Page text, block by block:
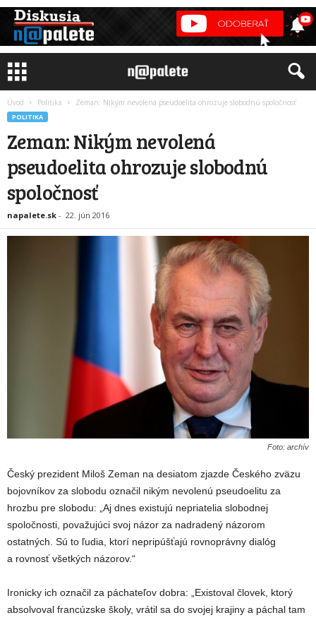
Úvod Politika Zeman: Nikým nevolená pseudoelita ohrozuje slobodnú spoločnosť
POLITIKA
Zeman: Nikým nevolená
pseudoelita ohrozuje slobodnú
spoločnosť
napalete.sk - 22. jún 2016
Foto: archív
Český prezident Miloš Zeman na desiatom zjazde Českého zväzu
bojovníkov za slobodu označil nikým nevolenú pseudoelitu za
hrozbu pre slobodu: „Aj dnes existujú nepriatelia slobodnej
spoločnosti, považujúci svoj názor za nadradený názorom
ostatných. Sú to ľudia, ktorí nepripúšťajú rovnoprávny dialóg
a rovnosť všetkých názorov.“
Ironicky ich označil za páchateľov dobra: „Existoval človek, ktorý
absolvoval francúzske školy, vrátil sa do svojej krajiny a páchal tam